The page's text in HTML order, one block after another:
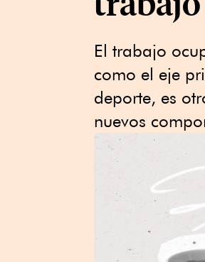
El trabajo
como el eje
deporte, es
nuevos